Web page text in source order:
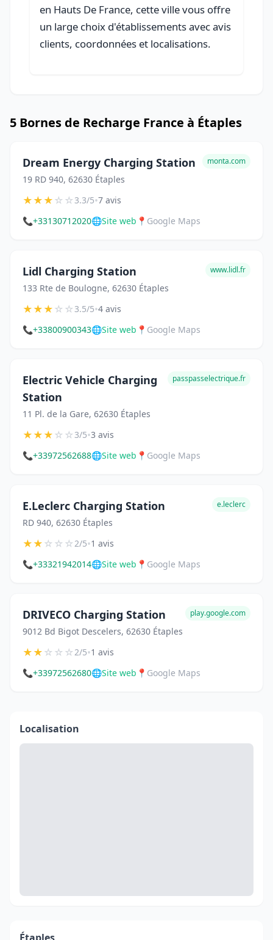
en Hauts De France, cette ville vous offre
un large choix d'établissements avec avis
clients, coordonnées et localisations.
5 Bornes de Recharge France à Étaples
Dream Energy Charging Station
19 RD 940, 62630 Étaples
monta.com
★★★☆☆3.3/5•7 avis
📞+33130712020🌐Site web 📍 Google Maps
Lidl Charging Station
133 Rte de Boulogne, 62630 Étaples
www.lidl.fr
★★★☆☆3.5/5•4 avis
📞+33800900343🌐Site web 📍 Google Maps
Electric Vehicle Charging
Station
11 Pl. de la Gare, 62630 Étaples
passpasselectrique.fr
★★★☆☆3/5•3 avis
📞+33972562688🌐Site web 📍 Google Maps
E.Leclerc Charging Station
RD 940, 62630 Étaples
e.leclerc
★★☆☆☆2/5•1 avis
📞+33321942014🌐Site web 📍 Google Maps
DRIVECO Charging Station
9012 Bd Bigot Descelers, 62630 Étaples
play.google.com
★★☆☆☆2/5•1 avis
📞+33972562680🌐Site web 📍 Google Maps
Localisation